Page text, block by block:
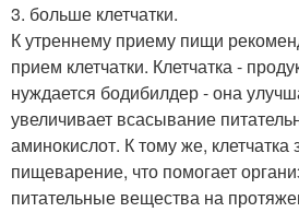
3. больше клетчатки.
К утреннему приему пищи
прием клетчатки. Клетчатка -
нуждается бодибилдер - она
увеличивает всасывание
аминокислот. К тому же, клетчатка
пищеварение, что помогает
питательные вещества на